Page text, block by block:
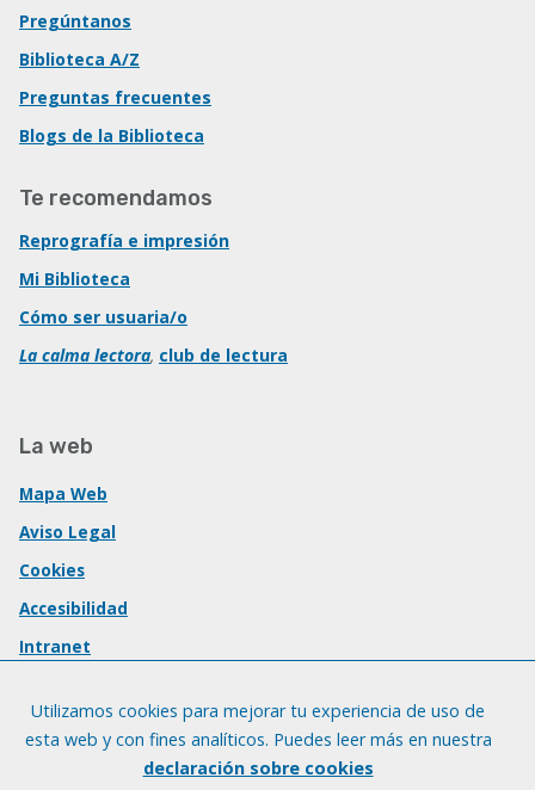
Pregúntanos
Biblioteca A/Z
Preguntas frecuentes
Blogs de la Biblioteca
Te recomendamos
Reprografía e impresión
Mi Biblioteca
Cómo ser usuaria/o
La calma lectora, club de lectura
La web
Mapa Web
Aviso Legal
Cookies
Accesibilidad
Intranet
Utilizamos cookies para mejorar tu experiencia de uso de
esta web y con fines analíticos. Puedes leer más en nuestra
declaración sobre cookies